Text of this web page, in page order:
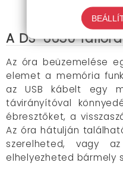
áramforráshoz
A DS-6650
Az óra beüzemelése
elemet a memória
az USB kábelt egy
távirányítóval
ébresztőket, a
Az óra hátulján
szerelheted, vagy
elhelyezheted bármely